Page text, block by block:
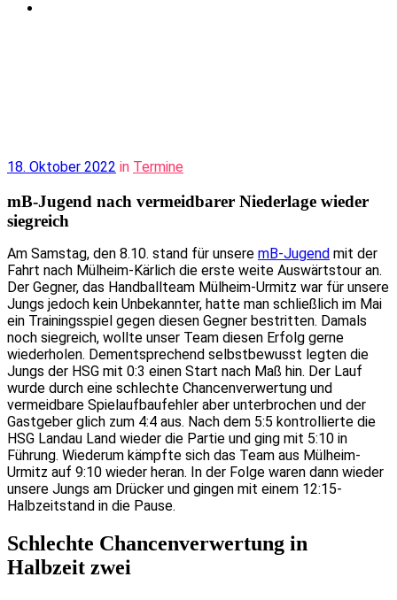
18. Oktober 2022 in Termine
mB-Jugend nach vermeidbarer Niederlage wieder
siegreich
Am Samstag, den 8.10. stand für unsere mB-Jugend mit der
Fahrt nach Mülheim-Kärlich die erste weite Auswärtstour an.
Der Gegner, das Handballteam Mülheim-Urmitz war für unsere
Jungs jedoch kein Unbekannter, hatte man schließlich im Mai
ein Trainingsspiel gegen diesen Gegner bestritten. Damals
noch siegreich, wollte unser Team diesen Erfolg gerne
wiederholen. Dementsprechend selbstbewusst legten die
Jungs der HSG mit 0:3 einen Start nach Maß hin. Der Lauf
wurde durch eine schlechte Chancenverwertung und
vermeidbare Spielaufbaufehler aber unterbrochen und der
Gastgeber glich zum 4:4 aus. Nach dem 5:5 kontrollierte die
HSG Landau Land wieder die Partie und ging mit 5:10 in
Führung. Wiederum kämpfte sich das Team aus Mülheim-
Urmitz auf 9:10 wieder heran. In der Folge waren dann wieder
unsere Jungs am Drücker und gingen mit einem 12:15-
Halbzeitstand in die Pause.
Schlechte Chancenverwertung in
Halbzeit zwei